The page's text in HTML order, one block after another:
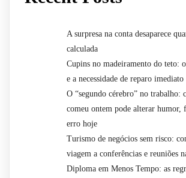
A surpresa na conta desaparece
calculada
Cupins no madeiramento do teto:
e a necessidade de reparo imediato
O “segundo cérebro” no trabalho:
comeu ontem pode alterar humor,
erro hoje
Turismo de negócios sem risco:
viagem a conferências e reuniões
Diploma em Menos Tempo: as